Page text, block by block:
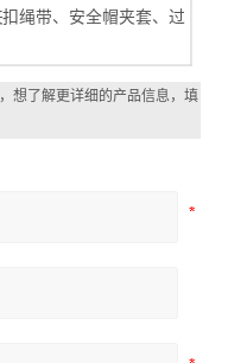
绳带、安全帽夹套、过
想了解更详细的产品信息，填